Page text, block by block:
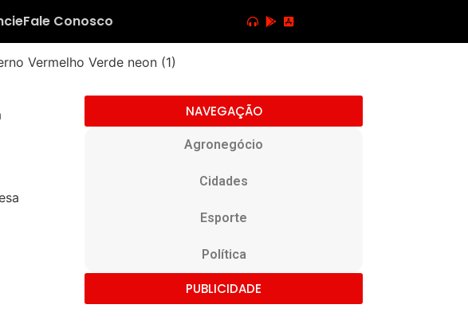
Fale Conosco
NAVEGAÇÃO
Agronegócio
Cidades
Esporte
Política
PUBLICIDADE